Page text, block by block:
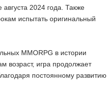
2024 года. Также
испытать оригинальный
MMORPG в истории
возраст, игра продолжает
постоянному развитию